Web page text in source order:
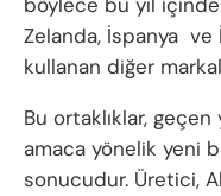
Zelanda, İspanya ve
kullanan diğer
Bu ortaklıklar,
amaca yönelik yeni
sonucudur. Üretici,